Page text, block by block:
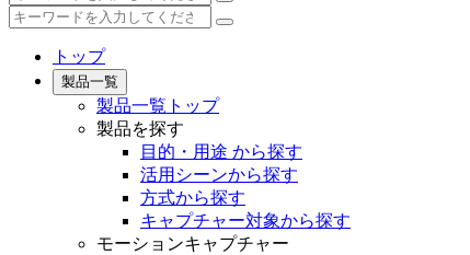
トップ
製品一覧
製品一覧トップ
製品を探す
目的・用途 から探す
活用シーンから探す
方式から探す
キャプチャー対象から探す
モーションキャプチャー